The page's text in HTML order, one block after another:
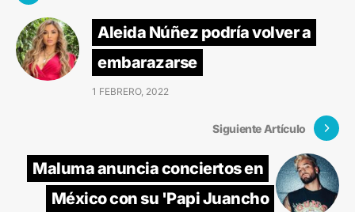
Aleida Núñez podría volver a
embarazarse
1 FEBRERO, 2022
Siguiente Artículo
Maluma anuncia conciertos en
México con su 'Papi Juancho